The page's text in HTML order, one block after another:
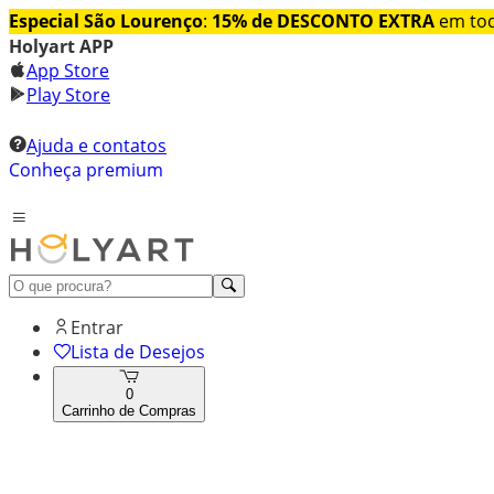
Especial São Lourenço: 15% de DESCONTO EXTRA em
Holyart APP
App Store
Play Store
Ajuda e contatos
Conheça premium
Entrar
Lista de Desejos
0
Carrinho de Compras